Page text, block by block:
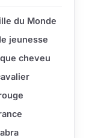
du Monde
jeunesse
cheveu